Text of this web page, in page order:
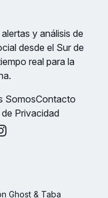
y análisis de
desde el Sur de
real para la
SomosContacto
Privacidad
Ghost& Taba